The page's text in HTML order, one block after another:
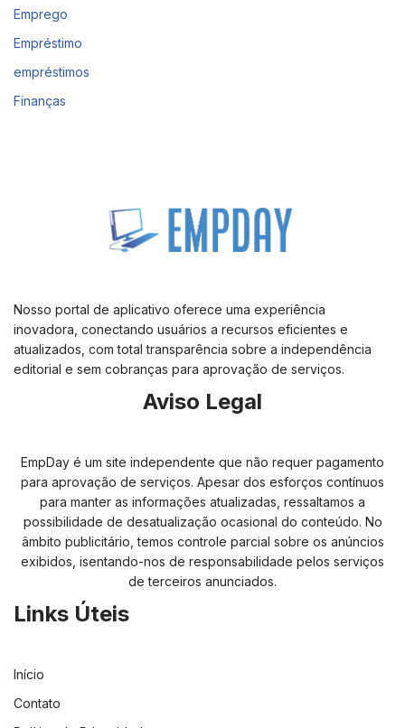
Emprego
Empréstimo
empréstimos
Finanças
Nosso portal de aplicativo oferece uma experiência
inovadora, conectando usuários a recursos eficientes e
atualizados, com total transparência sobre a independência
editorial e sem cobranças para aprovação de serviços.
Aviso Legal
EmpDay é um site independente que não requer pagamento
para aprovação de serviços. Apesar dos esforços contínuos
para manter as informações atualizadas, ressaltamos a
possibilidade de desatualização ocasional do conteúdo. No
âmbito publicitário, temos controle parcial sobre os anúncios
exibidos, isentando-nos de responsabilidade pelos serviços
de terceiros anunciados.
Links Úteis
Início
Contato